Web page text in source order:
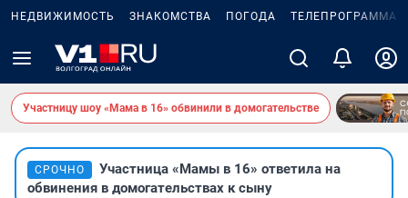
НЕДВИЖИМОСТЬ ЗНАКОМСТВА ПОГОДА ТЕЛЕПРОГРАММА
Участницу шоу «Мама в 16» обвинили в домогательстве
СРОЧНО
Участница «Мамы в 16» ответила на
обвинения в домогательствах к сыну